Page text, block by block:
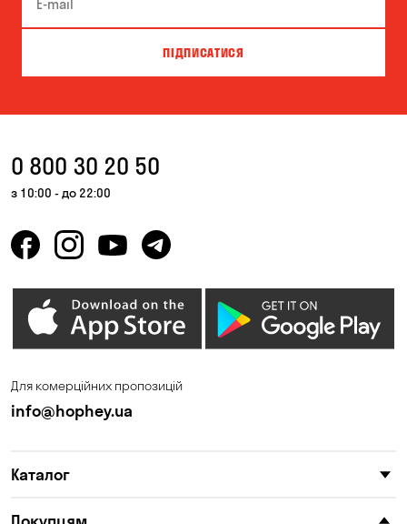
ПІДПИСАТИСЯ
0 800 30 20 50
з 10:00 - до 22:00
Для комерційних пропозицій
info@hophey.ua
Каталог